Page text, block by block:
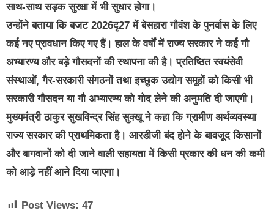
साथ-साथ सड़क सुरक्षा में भी सुधार होगा।
उन्होंने बताया कि बजट 2026दृ27 में बेसहारा गौवंश के पुनर्वास के लिए
कई नए प्रावधान किए गए हैं। हाल के वर्षों में राज्य सरकार ने कई गौ
अभ्यारण्य और बड़े गौसदनों की स्थापना की है। प्रतिष्ठित स्वयंसेवी
संस्थाओं, गैर-सरकारी संगठनों तथा इच्छुक उद्योग समूहों को किसी भी
सरकारी गौसदन या गौ अभ्यारण्य को गोद लेने की अनुमति दी जाएगी।
मुख्यमंत्री ठाकुर सुखविन्द्र सिंह सुक्खू ने कहा कि ग्रामीण अर्थव्यवस्था
राज्य सरकार की प्राथमिकता है। आरडीजी बंद होने के बावजूद किसानों
और बागवानों को दी जाने वाली सहायता में किसी प्रकार की धन की कमी
को आड़े नहीं आने दिया जाएगा।
Post Views: 47